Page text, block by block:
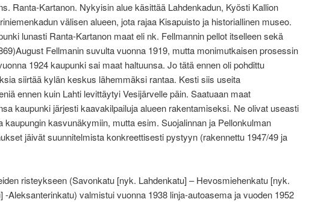
Ranta-Kartanon. Nykyisin alue käsittää Lahdenkadun, Kyösti Kallion
välisen alueen, jota rajaa Kisapuisto ja historiallinen museo.
lunasti Ranta-Kartanon maat eli nk. Fellmannin pellot itselleen sekä
Fellmanin suvulta vuonna 1919, mutta monimutkaisen prosessin
1924 kaupunki sai maat haltuunsa. Jo tätä ennen oli pohdittu
siirtää kylän keskus lähemmäksi rantaa. Kesti siis useita
ennen kuin Lahti levittäytyi Vesijärvelle päin. Saatuaan maat
kaupunki järjesti kaavakilpailuja alueen rakentamiseksi. Ne olivat useasti
kaupungin kasvunäkymiin, mutta esim. Suojalinnan ja Pellonkulman
jäivät suunnitelmista konkreettisesti pystyyn (rakennettu 1947/49 ja
risteykseen (Savonkatu [nyk. Lahdenkatu] – Hevosmiehenkatu [nyk.
-Aleksanterinkatu) valmistui vuonna 1938 linja-autoasema ja vuoden 1952